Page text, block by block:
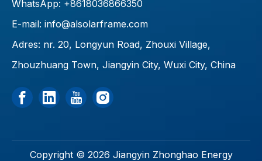
WhatsApp: +8618036866350
E-mail: info@alsolarframe.com
Adres: nr. 20, Longyun Road, Zhouxi Village,
Zhouzhuang Town, Jiangyin City, Wuxi City, China
Copyright © 2026 Jiangyin Zhonghao Energy